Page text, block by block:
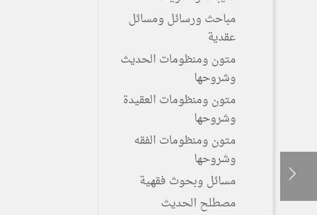
مباحث ورسائل ومسائل
عقدية
متون ومنظومات الحديث
وشروحها
متون ومنظومات العقيدة
وشروحها
متون ومنظومات الفقه
وشروحها
مسائل وبحوث فقهية
مصطلح الحديث